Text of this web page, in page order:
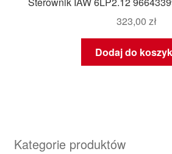
323,00 zł
Dodaj do
Kategorie produktów